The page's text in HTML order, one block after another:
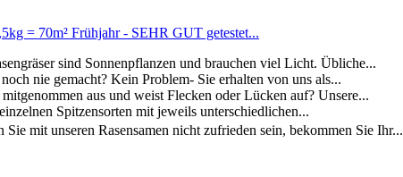
= 70m² Frühjahr - SEHR GUT getestet...
sind Sonnenpflanzen und brauchen viel Licht. Übliche...
nie gemacht? Kein Problem- Sie erhalten von uns als...
aus und weist Flecken oder Lücken auf? Unsere...
Spitzensorten mit jeweils unterschiedlichen...
mit unseren Rasensamen nicht zufrieden sein, bekommen Sie Ihr...